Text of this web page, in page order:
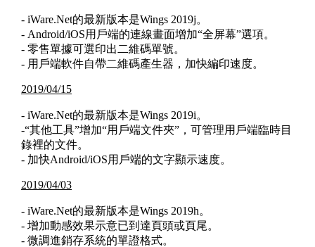
- iWare.Net的最新版本是Wings 2019j。
- Android/iOS用戶端的連線畫面增加“全屏幕”選項。
- 零售單據可選印出二維碼單號。
- 用戶端軟件自帶二維碼產生器，加快編印速度。
2019/04/15
- iWare.Net的最新版本是Wings 2019i。
-“其他工具”增加“用戶端文件夾”，可管理用戶端臨時目
錄裡的文件。
- 加快Android/iOS用戶端的文字顯示速度。
2019/04/03
- iWare.Net的最新版本是Wings 2019h。
- 增加動感效果示意已到達頁頭或頁尾。
- 微調進銷存系統的單證格式。